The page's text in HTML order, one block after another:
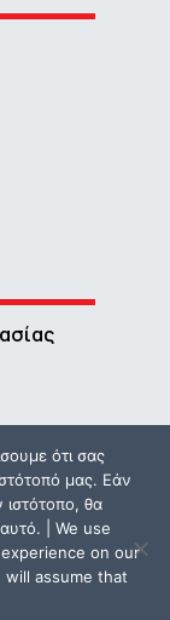
ότι σας
μας. Εάν
ιστότοπο, θα
αυτό. | We use
on our
assume that